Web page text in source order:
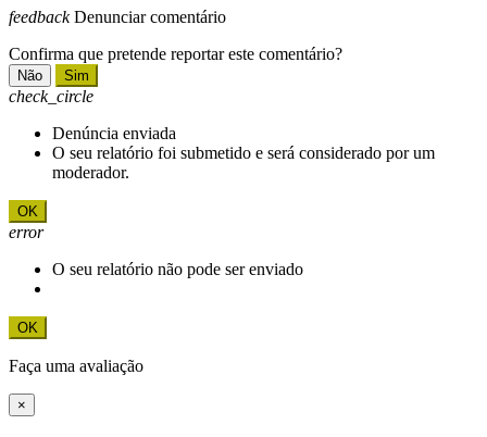
feedback Denunciar comentário
Confirma que pretende reportar este comentário?
Não Sim
check_circle
Denúncia enviada
O seu relatório foi submetido e será considerado por um
moderador.
OK
error
O seu relatório não pode ser enviado
OK
Faça uma avaliação
×